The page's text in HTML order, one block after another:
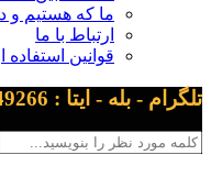
ما که هستیم و
ارتباط با ما
قوانین
تلگرام - بله - ایتا : 09364549266 موبایل : 09119542983